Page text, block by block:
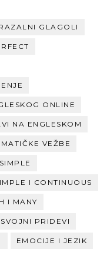
GLAGOLI
ONLINE
NA ENGLESKOM
VEŽBE
I CONTINUOUS
I MANY
PRIDEVI
EMOCIJE I JEZIK